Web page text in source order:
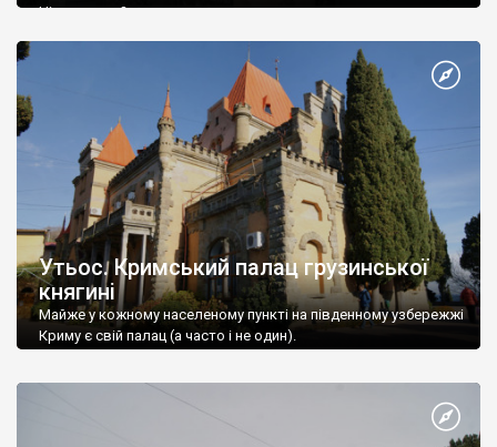
Ніжин греки?
Утьос. Кримський палац грузинської
княгині
Майже у кожному населеному пункті на південному узбережжі
Криму є свій палац (а часто і не один).